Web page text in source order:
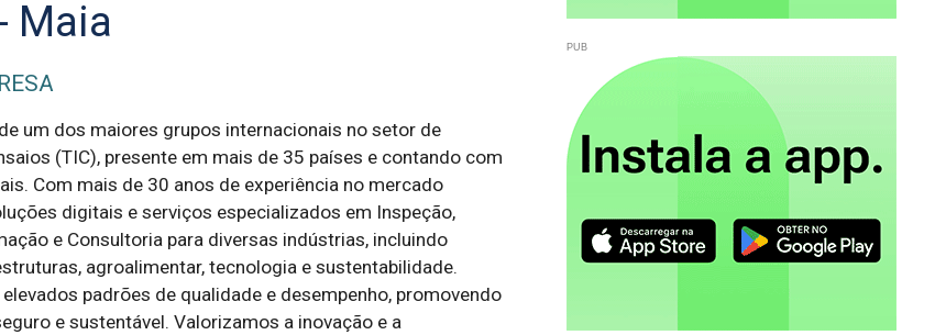
Maia
um dos maiores grupos internacionais no setor de
(TIC), presente em mais de 35 países e contando com
Com mais de 30 anos de experiência no mercado
digitais e serviços especializados em Inspeção,
e Consultoria para diversas indústrias, incluindo
agroalimentar, tecnologia e sustentabilidade.
padrões de qualidade e desempenho, promovendo
e sustentável. Valorizamos a inovação e a